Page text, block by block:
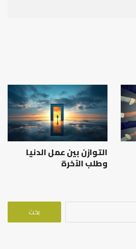
التوازن بين عمل الدنيا
وطلب الآخرة
البحث